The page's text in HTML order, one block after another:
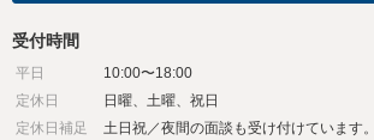
受付時間
平日
10:00〜18:00
定休日
日曜、土曜、祝日
定休日補足
土日祝／夜間の面談も受け付けています